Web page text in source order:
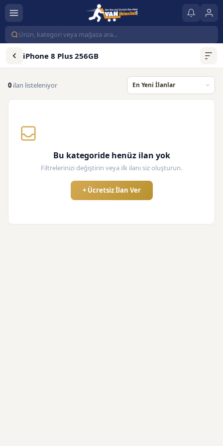
iPhone 8 Plus 256GB
0 ilan listeleniyor
Bu kategoride henüz ilan yok
Filtrelerinizi değiştirin veya ilk ilanı siz oluşturun.
+ Ücretsiz İlan Ver